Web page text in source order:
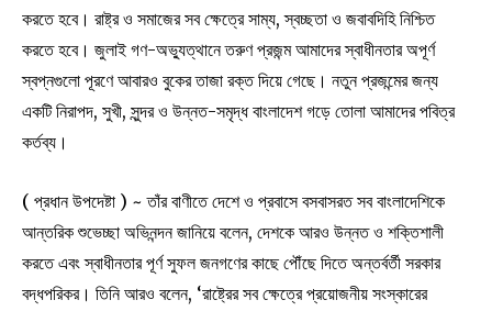
করতে হবে। রাষ্ট্র ও সমাজের সব ক্ষেত্রে সাম্য, স্বচ্ছতা ও জবাবদিহি নিশ্চিত
করতে হবে। জুলাই গণ-অভ্যুত্থানে তরুণ প্রজন্ম আমাদের স্বাধীনতার অপূর্ণ
স্বপ্নগুলো পূরণে আবারও বুকের তাজা রক্ত দিয়ে গেছে। নতুন প্রজন্মের জন্য
একটি নিরাপদ, সুখী, সুন্দর ও উন্নত-সমৃদ্ধ বাংলাদেশ গড়ে তোলা আমাদের পবিত্র
কর্তব্য।
( প্রধান উপদেষ্টা ) ~ তাঁর বাণীতে দেশে ও প্রবাসে বসবাসরত সব বাংলাদেশিকে
আন্তরিক শুভেচ্ছা অভিনন্দন জানিয়ে বলেন, দেশকে আরও উন্নত ও শক্তিশালী
করতে এবং স্বাধীনতার পূর্ণ সুফল জনগণের কাছে পৌঁছে দিতে অন্তর্বর্তী সরকার
বদ্ধপরিকর। তিনি আরও বলেন, ‘রাষ্ট্রের সব ক্ষেত্রে প্রয়োজনীয় সংস্কারের